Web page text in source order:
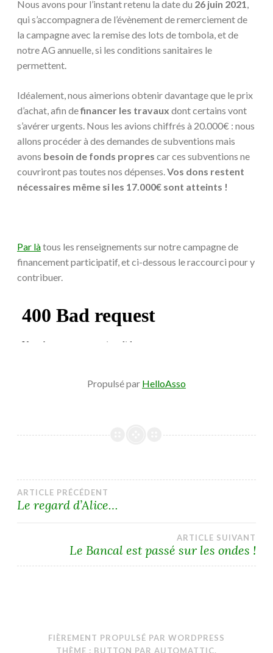
Nous avons pour l’instant retenu la date du 26 juin 2021,
qui s’accompagnera de l’évènement de remerciement de
la campagne avec la remise des lots de tombola, et de
notre AG annuelle, si les conditions sanitaires le
permettent.
Idéalement, nous aimerions obtenir davantage que le prix
d’achat, afin definancer les travaux dont certains vont
s’avérer urgents. Nous les avions chiffrés à 20.000€ : nous
allons procéder à des demandes de subventions mais
avons besoin de fonds propres car ces subventions ne
couvriront pas toutes nos dépenses.Vos dons restent
nécessaires même si les 17.000€ sont atteints !
Par làtous les renseignements sur notre campagne de
financement participatif, et ci-dessous le raccourci pour y
contribuer.
Propulsé par HelloAsso
Navigation
l’article
ARTICLE PRÉCÉDENT
Le regard d’Alice…
ARTICLE SUIVANT
Le Bancal est passé sur les ondes !
FIÈREMENT PROPULSÉ PAR WORDPRESS
THÈME : BUTTON PAR AUTOMATTIC.